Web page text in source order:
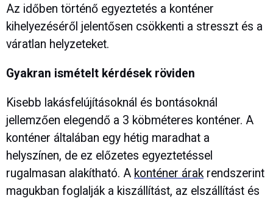
Az időben történő egyeztetés a konténer
kihelyezéséről jelentősen csökkenti a stresszt és a
váratlan helyzeteket.
Gyakran ismételt kérdések röviden
Kisebb lakásfelújításoknál és bontásoknál
jellemzően elegendő a 3 köbméteres konténer. A
konténer általában egy hétig maradhat a
helyszínen, de ez előzetes egyeztetéssel
rugalmasan alakítható. A konténer árakrendszerint
magukban foglalják a kiszállítást, az elszállítást és